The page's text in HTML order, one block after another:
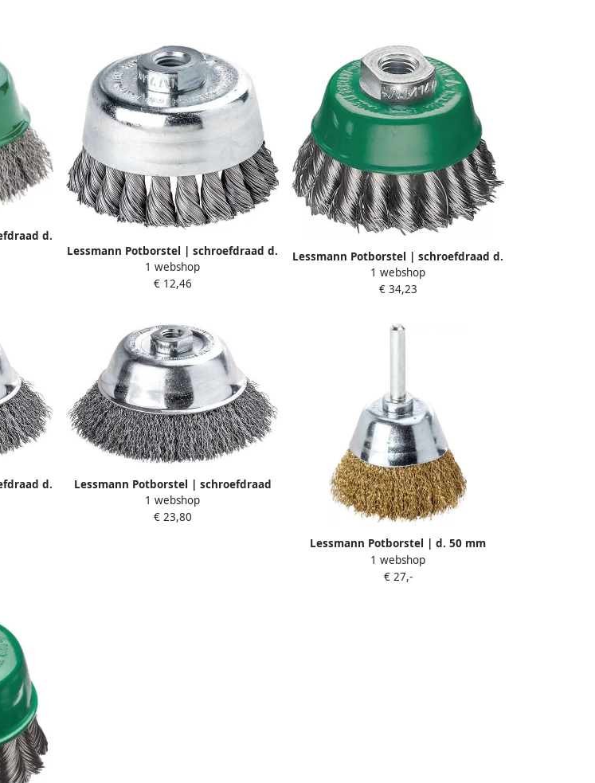
d.
|
Lessmann Potborstel | schroefdraad d.
65 mm draaddikte 0 5 mm | staal |
12.500 omw min | 1 stuk 482217
1 webshop
€ 12,46
Lessmann Potborstel | schroefdraad d.
80 mm draaddikte 0 5 mm | RVS |
9.000 omw min | 1 stuk 486217
1 webshop
€ 34,23
d.
staal |
Lessmann Potborstel | schroefdraad
d.100 mm draaddikte 0 35 mm | staal |
9.000 omw min | 1 stuk 426177
1 webshop
€ 23,80
Lessmann Potborstel | d. 50 mm
schacht 6 mm draaddikte 0 2 mm |
messing | 10500 min-¹ | 1 stuk 435542
1 webshop
€ 27,-